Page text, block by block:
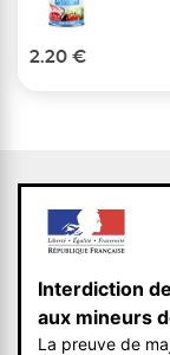
2.20 €
Interdiction
aux mineurs
La preuve de